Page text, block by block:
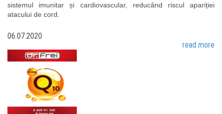
sistemul imunitar și cardiovascular, reducând riscul apariției
atacului de cord.
06.07.2020
read more